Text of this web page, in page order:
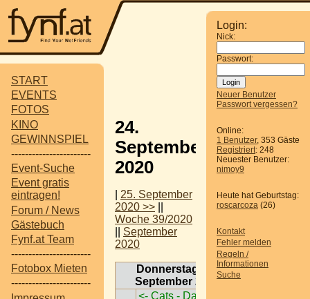
START
EVENTS
FOTOS
KINO
GEWINNSPIEL
-----------------------
Event-Suche
Event gratis
eintragen!
Forum / News
Gästebuch
Fynf.at Team
-----------------------
Fotobox Mieten
-----------------------
Login:
Nick:
Passwort:
Neuer Benutzer
Passwort vergessen?
Online:
1 Benutzer, 353 Gäste
Registriert: 248
Neuester Benutzer:
nimoy9
Heute hat Geburtstag:
roscarcoza (26)
Kontakt
Fehler melden
Regeln /
Informationen
Suche
24.
September
2020
25. September
2020 >>
Woche 39/2020
September
2020
Donnerstag, 24.
September 2020
<- Cats - Das